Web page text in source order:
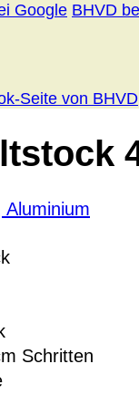
Google BHVD
Seite von BHVD
Schritten